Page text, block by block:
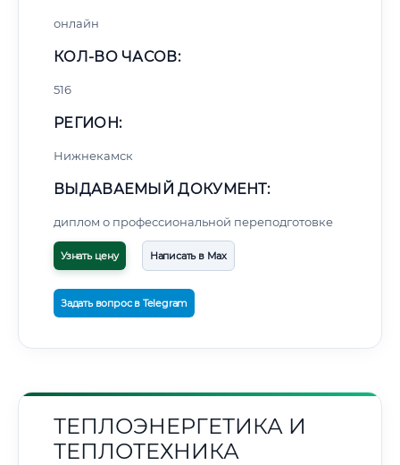
онлайн
КОЛ-ВО ЧАСОВ:
516
РЕГИОН:
Нижнекамск
ВЫДАВАЕМЫЙ ДОКУМЕНТ:
диплом о профессиональной переподготовке
Узнать цену Написать в Max
Задать вопрос в Telegram
ТЕПЛОЭНЕРГЕТИКА И
ТЕПЛОТЕХНИКА